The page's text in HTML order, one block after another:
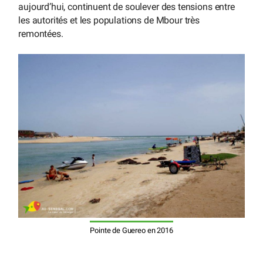
aujourd’hui, continuent de soulever des tensions entre
les autorités et les populations de Mbour très
remontées.
Pointe de Guereo en 2016